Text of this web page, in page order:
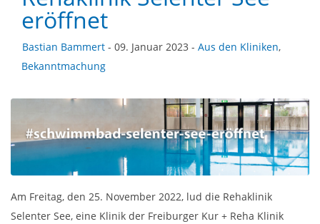
eröffnet
Bastian Bammert - 09. Januar 2023 - Aus den Kliniken,
Bekanntmachung
Am Freitag, den 25. November 2022, lud die Rehaklinik
Selenter See, eine Klinik der Freiburger Kur + Reha Klinik